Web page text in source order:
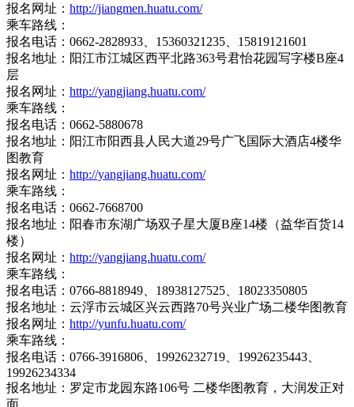
报名网址： http://jiangmen.huatu.com/
乘车路线：
报名电话：0662-2828933、15360321235、15819121601
报名地址：阳江市江城区西平北路363号君怡花园写字楼B座4
层
报名网址： http://yangjiang.huatu.com/
乘车路线：
报名电话：0662-5880678
报名地址：阳江市阳西县人民大道29号广飞国际大酒店4楼华
图教育
报名网址： http://yangjiang.huatu.com/
乘车路线：
报名电话：0662-7668700
报名地址：阳春市东湖广场双子星大厦B座14楼（益华百货14
楼）
报名网址： http://yangjiang.huatu.com/
乘车路线：
报名电话：0766-8818949、18938127525、18023350805
报名地址：云浮市云城区兴云西路70号兴业广场二楼华图教育
报名网址： http://yunfu.huatu.com/
乘车路线：
报名电话：0766-3916806、19926232719、19926235443、
19926234334
报名地址：罗定市龙园东路106号 二楼华图教育，大润发正对